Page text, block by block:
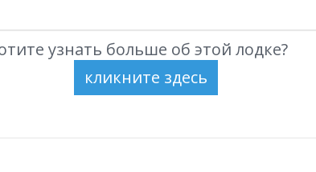
узнать больше об этой лодке?